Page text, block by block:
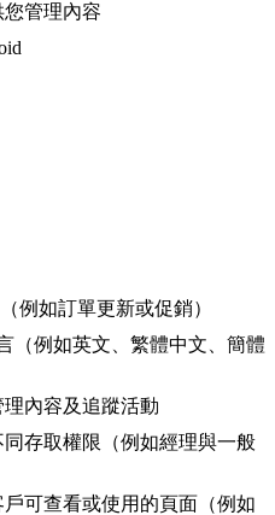
管理內容
例如訂單更新或促銷）
（例如英文、繁體中文、簡體
內容及追蹤活動
同存取權限（例如經理與一般
可查看或使用的頁面（例如